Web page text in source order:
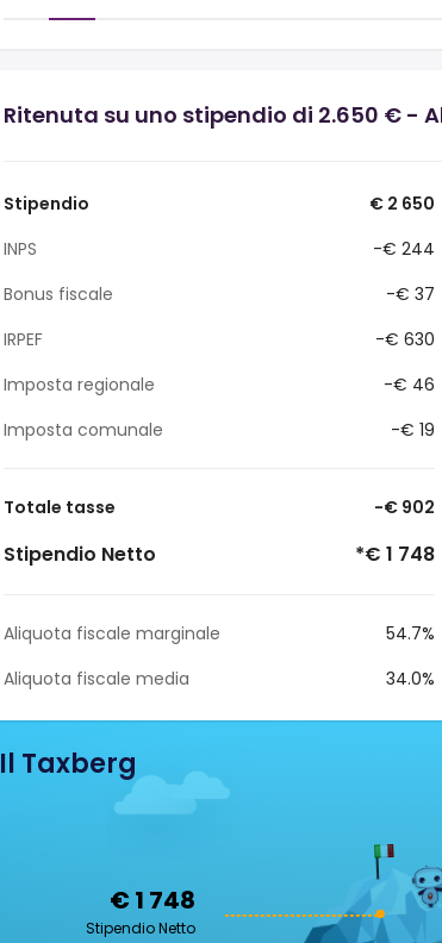
Ritenuta su uno stipendio di 2.650 € -
Stipendio
€ 2 650
INPS
-€ 244
Bonus fiscale
-€ 37
IRPEF
-€ 630
Imposta regionale
-€ 46
Imposta comunale
-€ 19
Totale tasse -€ 902
Stipendio Netto *€ 1 748
Aliquota fiscale marginale
54.7%
Aliquota fiscale media
34.0%
Il Taxberg
€ 1 748
Stipendio Netto